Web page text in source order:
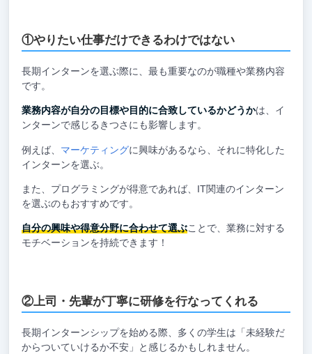
①やりたい仕事だけできるわけではない
長期インターンを選ぶ際に、最も重要なのが職種や業務内容
です。
業務内容が自分の目標や目的に合致しているかどうかは、イ
ンターンで感じるきつさにも影響します。
例えば、 マーケティングに興味があるなら、それに特化した
インターンを選ぶ。
また、プログラミングが得意であれば、IT関連のインターン
を選ぶのもおすすめです。
自分の興味や得意分野に合わせて選ぶことで、業務に対する
モチベーションを持続できます！
②上司・先輩が丁寧に研修を行なってくれる
長期インターンシップを始める際、多くの学生は「未経験だ
からついていけるか不安」と感じるかもしれません。